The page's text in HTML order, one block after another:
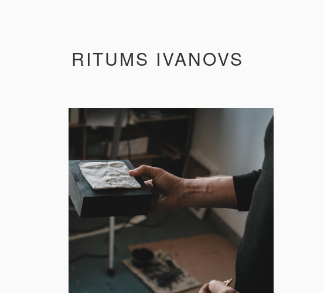
RITUMS IVANOVS